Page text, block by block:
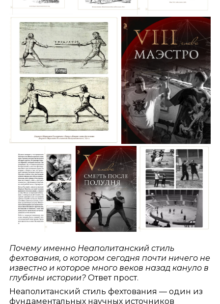
Почему именно Неаполитанский стиль
фехтования, о котором сегодня почти ничего не
известно и которое много веков назад кануло в
глубины истории? Ответ прост.
Неаполитанский стиль фехтования — один из
фундаментальных научных источников